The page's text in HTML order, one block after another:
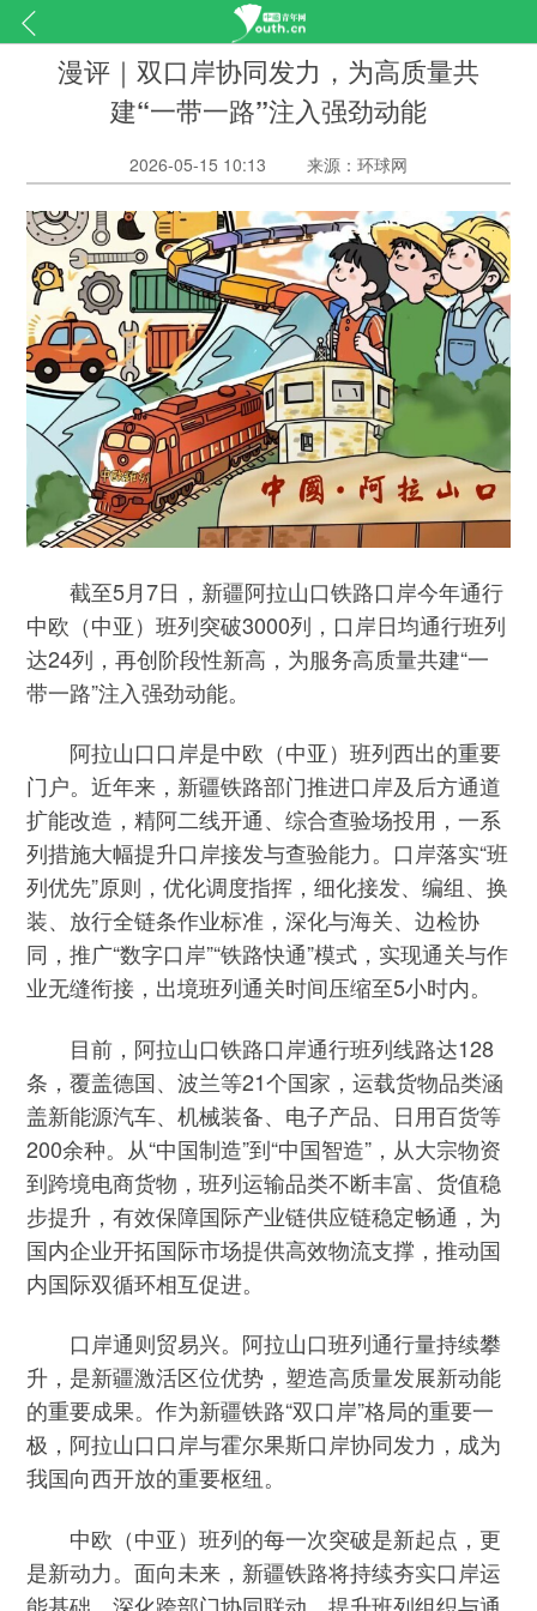
漫评｜双口岸协同发力，为高质量共
建“一带一路”注入强劲动能
2026-05-15 10:13 来源：环球网
截至5月7日，新疆阿拉山口铁路口岸今年通行
中欧（中亚）班列突破3000列，口岸日均通行班列
达24列，再创阶段性新高，为服务高质量共建“一
带一路”注入强劲动能。
阿拉山口口岸是中欧（中亚）班列西出的重要
门户。近年来，新疆铁路部门推进口岸及后方通道
扩能改造，精阿二线开通、综合查验场投用，一系
列措施大幅提升口岸接发与查验能力。口岸落实“班
列优先”原则，优化调度指挥，细化接发、编组、换
装、放行全链条作业标准，深化与海关、边检协
同，推广“数字口岸”“铁路快通”模式，实现通关与作
业无缝衔接，出境班列通关时间压缩至5小时内。
目前，阿拉山口铁路口岸通行班列线路达128
条，覆盖德国、波兰等21个国家，运载货物品类涵
盖新能源汽车、机械装备、电子产品、日用百货等
200余种。从“中国制造”到“中国智造”，从大宗物资
到跨境电商货物，班列运输品类不断丰富、货值稳
步提升，有效保障国际产业链供应链稳定畅通，为
国内企业开拓国际市场提供高效物流支撑，推动国
内国际双循环相互促进。
口岸通则贸易兴。阿拉山口班列通行量持续攀
升，是新疆激活区位优势，塑造高质量发展新动能
的重要成果。作为新疆铁路“双口岸”格局的重要一
极，阿拉山口口岸与霍尔果斯口岸协同发力，成为
我国向西开放的重要枢纽。
中欧（中亚）班列的每一次突破是新起点，更
是新动力。面向未来，新疆铁路将持续夯实口岸运
能基础，深化跨部门协同联动，提升班列组织与通